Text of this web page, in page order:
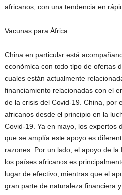
africanos, con una tendencia en
Vacunas para África
China en particular está
económica con todo tipo de ofertas
cuales están actualmente
financiamiento relacionadas con el
de la crisis del Covid-19. China, por
africanos desde el principio en la
Covid-19. Ya en mayo, los expertos
que se amplía este apoyo es
razones. Por un lado, el apoyo de la
los países africanos es
lugar de efectivo, mientras que el
gran parte de naturaleza financiera